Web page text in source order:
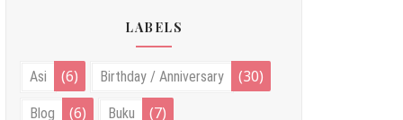
LABELS
Asi (6) Birthday / Anniversary (30)
Blog (6) Buku (7)